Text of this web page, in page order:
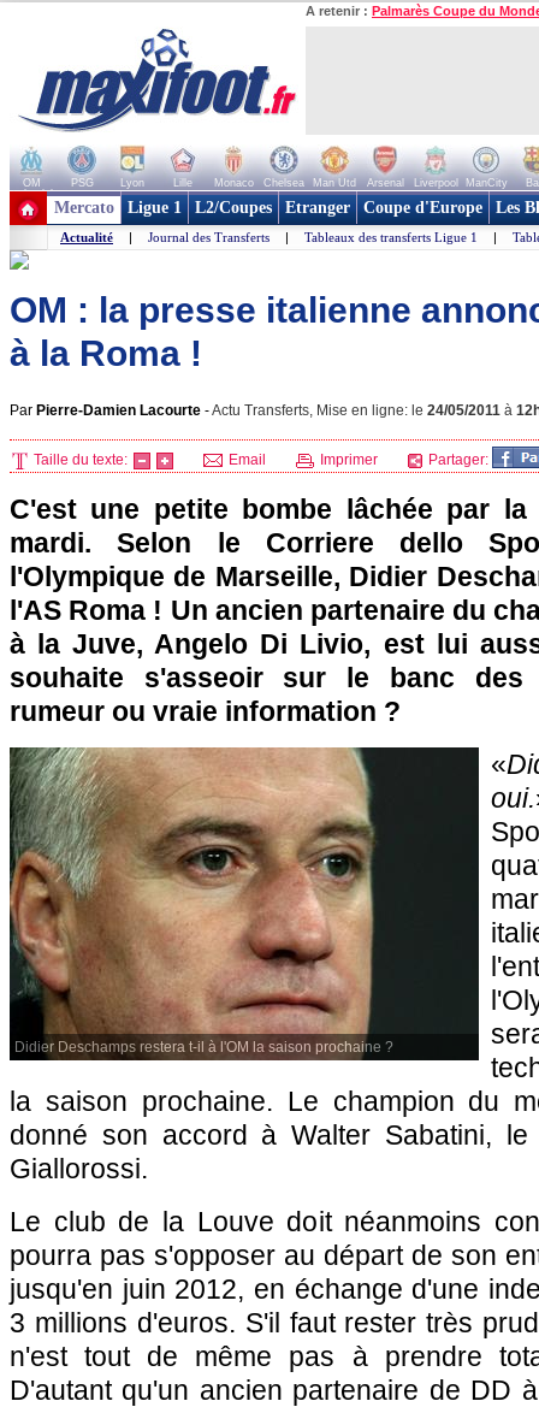
A retenir : Palmarès Coupe du
OM PSG Lyon Lille Monaco Chelsea Man Utd Arsenal Liverpool ManCity
+ de clubs
Mercato Ligue 1 L2/Coupes Etranger Coupe d'Europe Les
Actualité | Journal des Transferts | Tableaux des transferts Ligue 1 |
OM : la presse italienne
à la Roma !
Par Pierre-Damien Lacourte -Actu Transferts, Mise en ligne: le 24/05/2011 à
Taille du texte: Email Imprimer Partager:
C'est une petite bombe lâchée par
mardi. Selon le Corriere dello
l'Olympique de Marseille, Didier
l'AS Roma ! Un ancien partenaire du
à la Juve, Angelo Di Livio, est lui
souhaite s'asseoir sur le banc des
rumeur ou vraie information ?
Didier Deschamps restera t-il à l'OM la saison prochaine ?
«
oui.
la saison prochaine. Le champion du
donné son accord à Walter Sabatini,
Giallorossi.
Le club de la Louve doit néanmoins
pourra pas s'opposer au départ de son
jusqu'en juin 2012, en échange d'une
3 millions d'euros. S'il faut rester très
n'est tout de même pas à prendre
D'autant qu'un ancien partenaire de DD